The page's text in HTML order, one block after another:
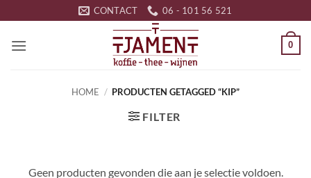
naar
inhoud
CONTACT 06 - 101 56 521
0
HOME / PRODUCTEN GETAGGED “KIP”
FILTER
Geen producten gevonden die aan je selectie voldoen.